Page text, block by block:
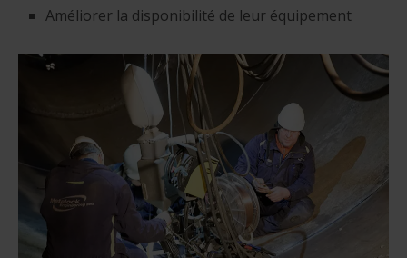
Améliorer la disponibilité de leur équipement